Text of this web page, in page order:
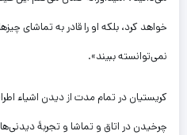
خواهد کرد، بلکه او را قادر به تماشای
نمی‌توانسته ببیند».
کریستیان در تمام مدت از دیدن اشیاء
چرخیدن در اتاق و تماشا و تجربهٔ